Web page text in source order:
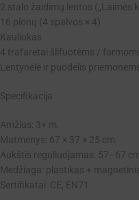
2 stalo žaidimų lentos („Laimės
16 pionų (4 spalvos × 4)
Kauliukas
4 trafaretai šlifuotėms /
Lentynėlė ir puodelis
Specifikacija
Amžius: 3+ m.
Matmenys: 67 × 37 × 25 cm
Aukštis reguliuojamas: 57–67
Medžiaga: plastikas +
Sertifikatai: CE, EN71